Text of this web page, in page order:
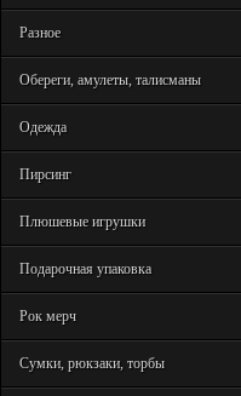
Разное
Обереги, амулеты, талисманы
Одежда
Пирсинг
Плюшевые игрушки
Подарочная упаковка
Рок мерч
Сумки, рюкзаки, торбы